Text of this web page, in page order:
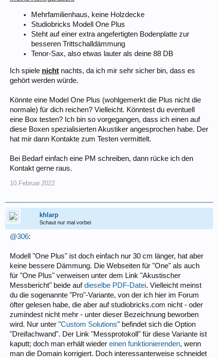
Mehrfamilienhaus, keine Holzdecke
Studiobricks Modell One Plus
Steht auf einer extra angefertigten Bodenplatte zur
besseren Trittschalldämmung
Tenor-Sax, also etwas lauter als deine 88 DB
Ich spiele nicht nachts, da ich mir sehr sicher bin, dass es
gehört werden würde.
Könnte eine Model One Plus (wohlgemerkt die Plus nicht die
normale) für dich reichen? Vielleicht. Könntest du eventuell
eine Box testen? Ich bin so vorgegangen, dass ich einen auf
diese Boxen spezialisierten Akustiker angesprochen habe. Der
hat mir dann Kontakte zum Testen vermittelt.
Bei Bedarf einfach eine PM schreiben, dann rücke ich den
Kontakt gerne raus.
10.Februar.2022
khlarp
Schaut nur mal vorbei
@306:
Modell "One Plus" ist doch einfach nur 30 cm länger, hat aber
keine bessere Dämmung. Die Webseiten für "One" als auch
für "One Plus" verweisen unter dem Link "Akustischer
Messbericht" beide aufdieselbe PDF-Datei. Vielleicht meinst
du die sogenannte "Pro"-Variante, von der ich hier im Forum
öfter gelesen habe, die aber auf studiobricks.com nicht - oder
zumindest nicht mehr - unter dieser Bezeichnung beworben
wird. Nur unter "Custom Solutions" befindet sich die Option
"Dreifachwand". Der Link "Messprotokoll" für diese Variante ist
kaputt; doch man erhält wieder einen funktionierenden, wenn
man die Domain korrigiert. Doch interessanterweise schneidet